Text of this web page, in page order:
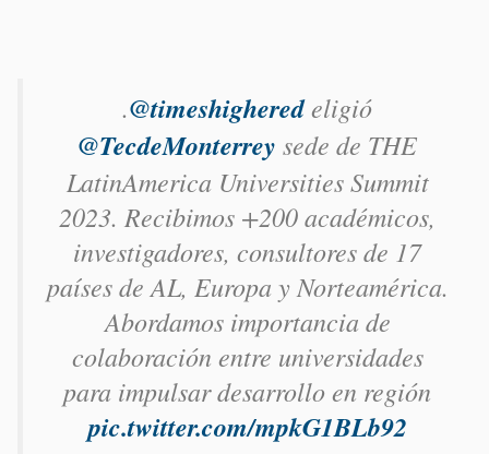
.@timeshigheredeligió
@TecdeMonterrey sede de THE
LatinAmerica Universities Summit
2023. Recibimos +200 académicos,
investigadores, consultores de 17
países de AL, Europa y Norteamérica.
Abordamos importancia de
colaboración entre universidades
para impulsar desarrollo en región
pic.twitter.com/mpkG1BLb92